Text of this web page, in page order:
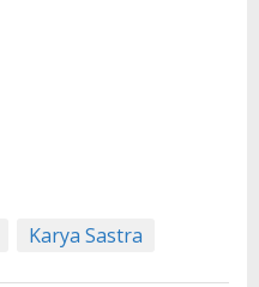
Karya Sastra